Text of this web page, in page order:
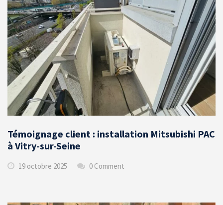
Témoignage client : installation Mitsubishi PAC
à Vitry-sur-Seine
19 octobre 2025 0 Comment